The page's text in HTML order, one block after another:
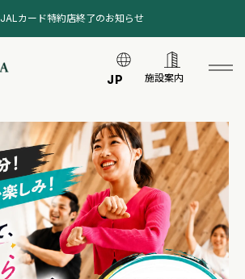
JALカード特約店終了のお知らせ
JP 施設案内